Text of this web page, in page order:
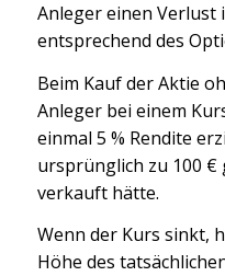
Anleger einen Verlust
entsprechend des
Beim Kauf der Aktie
Anleger bei einem
einmal 5 % Rendite
ursprünglich zu 100
verkauft hätte.
Wenn der Kurs sinkt,
Höhe des